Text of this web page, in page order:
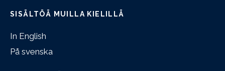
SISÄLTÖÄ MUILLA KIELILLÄ
In English
På svenska